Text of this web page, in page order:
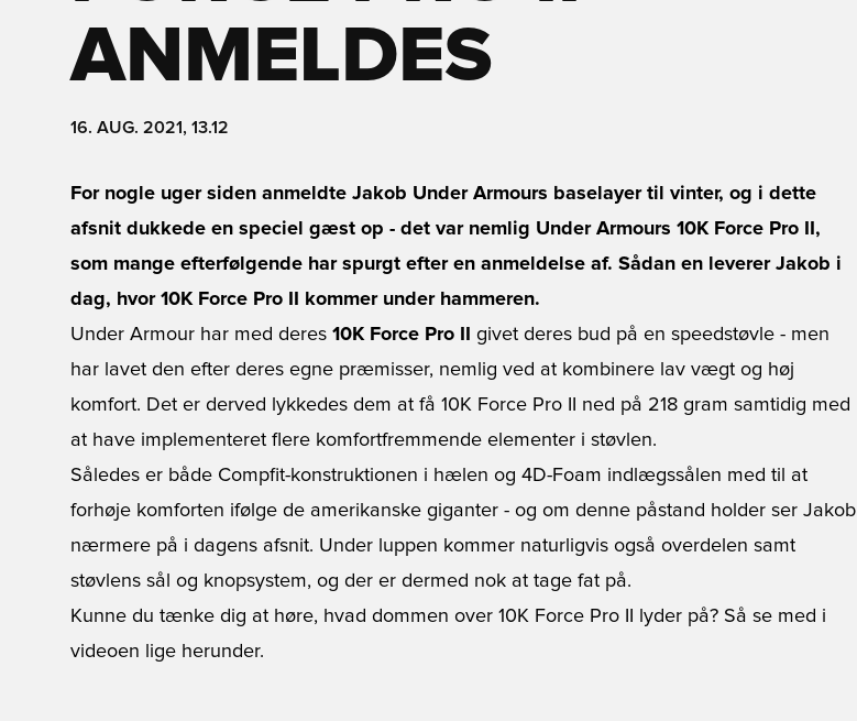
ANMELDES
16. AUG. 2021, 13.12
For nogle uger siden anmeldte Jakob Under Armours baselayer til vinter, og i dette
afsnit dukkede en speciel gæst op - det var nemlig Under Armours 10K Force Pro II,
som mange efterfølgende har spurgt efter en anmeldelse af. Sådan en leverer Jakob i
dag, hvor 10K Force Pro II kommer under hammeren.
Under Armour har med deres 10K Force Pro II
givet deres bud på en speedstøvle - men
har lavet den efter deres egne præmisser, nemlig ved at kombinere lav vægt og høj
komfort. Det er derved lykkedes dem at få 10K Force Pro II ned på 218 gram samtidig med
at have implementeret flere komfortfremmende elementer i støvlen.
Således er både Compfit-konstruktionen i hælen og 4D-Foam indlægssålen med til at
forhøje komforten ifølge de amerikanske giganter - og om denne påstand holder ser Jakob
nærmere på i dagens afsnit. Under luppen kommer naturligvis også overdelen samt
støvlens sål og knopsystem, og der er dermed nok at tage fat på.
Kunne du tænke dig at høre, hvad dommen over 10K Force Pro II lyder på? Så se med i
videoen lige herunder.